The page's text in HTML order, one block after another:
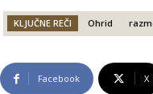
KLJUČNE REČI Ohrid
Facebook X